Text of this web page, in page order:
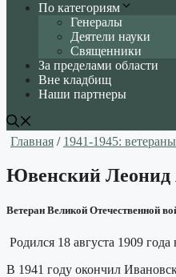
По категориям
Генералы
Деятели науки
Священники
За пределами области
Вне кладбищ
Наши партнеры
Главная / 1941-1945: ветераны
Ювенский Леонид
Ветеран Великой Отечественной
Родился 18 августа 1909
В 1941 году окончил